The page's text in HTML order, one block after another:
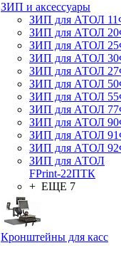
ЗИП и аксессуары
ЗИП для АТОЛ
ЗИП для АТОЛ
ЗИП для АТОЛ
ЗИП для АТОЛ
ЗИП для АТОЛ
ЗИП для АТОЛ
ЗИП для АТОЛ
ЗИП для АТОЛ
ЗИП для АТОЛ
ЗИП для АТОЛ
ЗИП для АТОЛ
ЗИП для АТОЛ
FPrint-22ПТК
+ ЕЩЕ 7
Кронштейны для касс